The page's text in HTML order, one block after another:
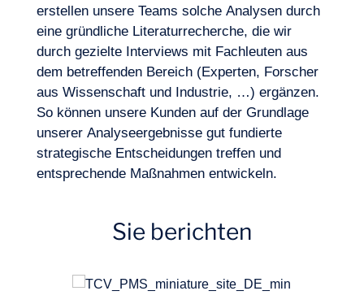
Logbuch
widersprüchlichen auswählen?
Wie kann man nach dem Sammeln der
Informationen die Auswirkungen auf das
eigene Business und die nächsten Schritte
ermitteln? Wie kann man eine
die Teams leicht verständlich ist?
erstellen unsere Teams solche Analysen durch
eine gründliche Literaturrecherche, die wir
durch gezielte Interviews mit Fachleuten aus
dem betreffenden Bereich (Experten, Forscher
aus Wissenschaft und Industrie, …) ergänzen.
So können unsere Kunden auf der Grundlage
unserer Analyseergebnisse gut fundierte
strategische Entscheidungen treffen und
entsprechende Maßnahmen entwickeln.
Sie berichten